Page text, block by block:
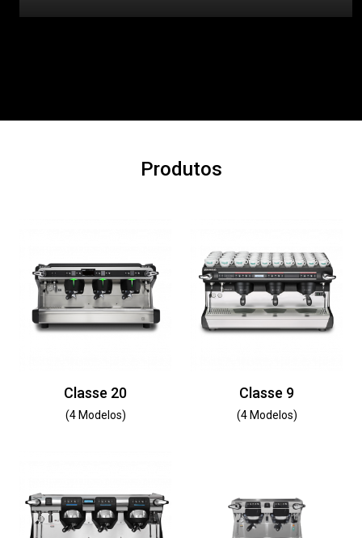
Produtos
Classe 20
(4 Modelos)
Classe 9
(4 Modelos)